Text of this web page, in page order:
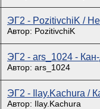
ЭГ2 - PozitivchiK /
Автор: PozitivchiK
ЭГ2 - ars_1024 -
Автор: ars_1024
ЭГ2 - Ilay.Kachura /
Автор: Ilay.Kachura